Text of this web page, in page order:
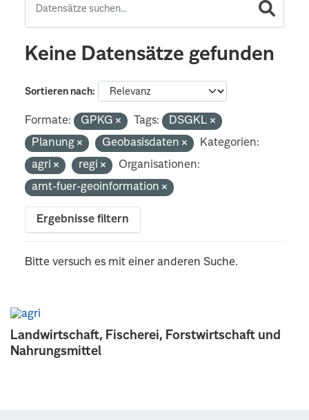
Landwirtschaft, Fischerei, Forstwirtschaft und
Nahrungsmittel
Keine Datensätze gefunden
Sortieren nach
Formate: GPKG Tags:
DSGKL
Planung
Geobasisdaten
Kategorien:
agri
regi
Organisationen:
amt-fuer-geoinformation
Ergebnisse filtern
Bitte versuch es mit einer anderen Suche.